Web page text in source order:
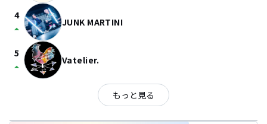
4
arrow_drop_up JUNK MARTINI
5
arrow_drop_up Vatelier.
もっと見る